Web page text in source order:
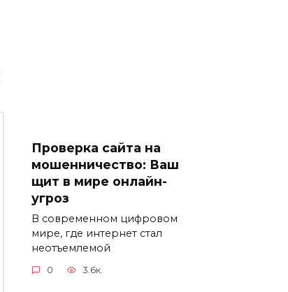
Проверка сайта на
мошенничество: Ваш
щит в мире онлайн-
угроз
В современном цифровом
мире, где интернет стал
неотъемлемой
0 3.6к.